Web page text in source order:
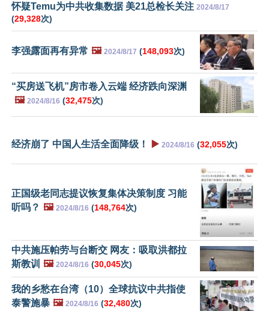
怀疑Temu为中共收集数据 美21总检长关注 2024/8/17
(29,328次)
李强露面再有异常 🖼️ 2024/8/17 (148,093次)
“买房送飞机”房市卷入云端 经济跌向深渊
🖼️ 2024/8/16 (32,475次)
经济崩了 中国人生活全面降级！ ▶️ 2024/8/16 (32,055次)
正国级老同志提议恢复集体决策制度 习能
听吗？ 🖼️ 2024/8/16 (148,764次)
中共施压帕劳与台断交 网友：吸取洪都拉
斯教训
🖼️ 2024/8/16 (30,045次)
我的乡愁在台湾（10）全球抗议中共指使
泰警施暴 🖼️ 2024/8/16 (32,480次)